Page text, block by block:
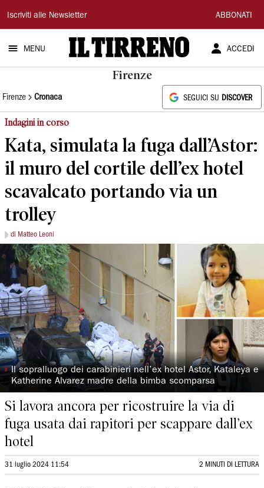
Il
Tirreno
Iscriviti alle Newsletter ABBONATI
MENU ACCEDI
Firenze
Firenze Cronaca SEGUICI SU DISCOVER
Indagini in corso
Kata, simulata la fuga dall’Astor:
il muro del cortile dell’ex hotel
scavalcato portando via un
trolley
di Matteo Leoni
◗Il sopralluogo dei carabinieri nell’ex hotel Astor, Kataleya e
Katherine Alvarez madre della bimba scomparsa
Si lavora ancora per ricostruire la via di
fuga usata dai rapitori per scappare dall’ex
hotel
31 luglio 2024 11:54 2 MINUTI DI LETTURA